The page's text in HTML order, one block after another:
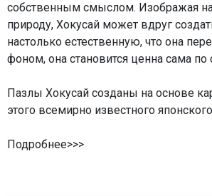
собственным смыслом. Изображая
природу, Хокусай может вдруг
настолько естественную, что она
фоном, она становится ценна сама по
Пазлы Хокусай созданы на основе
этого всемирно известного
Подробнее>>>